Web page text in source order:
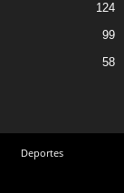
124
99
58
Deportes